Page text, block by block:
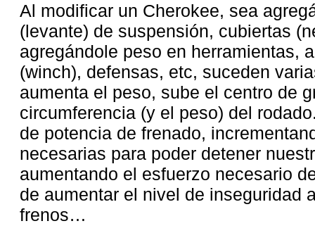
Al modificar un Cherokee, sea
(levante) de suspensión, cubiertas
agregándole peso en herramientas,
(winch), defensas, etc, suceden
aumenta el peso, sube el centro de
circumferencia (y el peso) del
de potencia de frenado,
necesarias para poder detener
aumentando el esfuerzo necesario
de aumentar el nivel de inseguridad
frenos…